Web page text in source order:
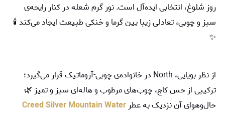
روز شلوغ، انتخابی ایده‌آل است. نور گرم شعله در کنار رایحه‌ی
سبز و چوبی، تعادلی زیبا بین گرما و خنکی طبیعت ایجاد می‌کند 🕯️
✨
از نظر بویایی، North در خانواده‌ی چوبی-آروماتیک قرار می‌گیرد؛
ترکیبی از حس کاج، چوب‌های مرطوب و هاله‌ای سبز و تمیز 🌿
حال‌وهوای آن نزدیک به عطر Creed Silver Mountain Water